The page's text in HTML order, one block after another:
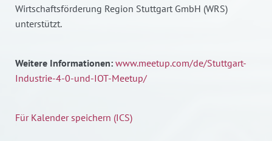
Wirtschaftsförderung Region Stuttgart GmbH (WRS)
unterstützt.
Weitere Informationen: www.meetup.com/de/Stuttgart-
Industrie-4-0-und-IOT-Meetup/
Für Kalender speichern (ICS)